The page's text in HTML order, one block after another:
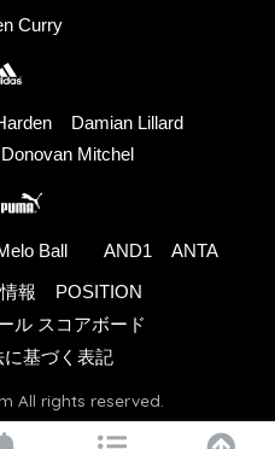
Curry
Damian Lillard
Donovan Mitchel
Ball AND1 ANTA
報
POSITION
ル スコアボード
基づく表記
All rights reserved.